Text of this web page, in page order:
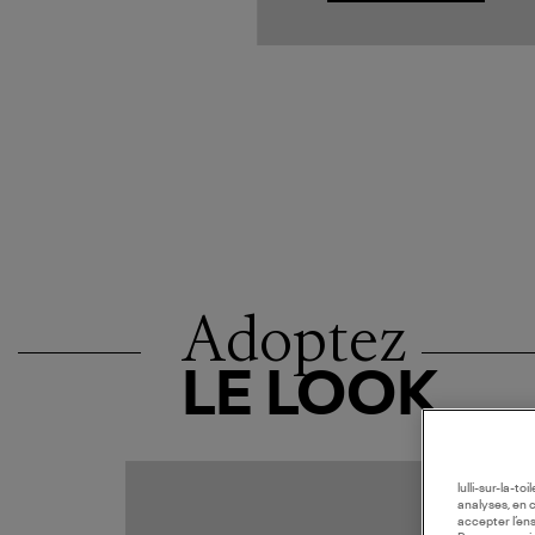
Adoptez
LE LOOK
lulli-sur-la-
analyses, en
accepter